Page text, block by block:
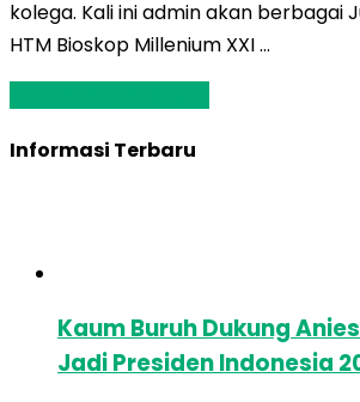
kolega. Kali ini admin akan berbagai
HTM Bioskop Millenium XXI …
Informasi Terbaru
Kaum Buruh Dukung
Jadi Presiden Indonesia